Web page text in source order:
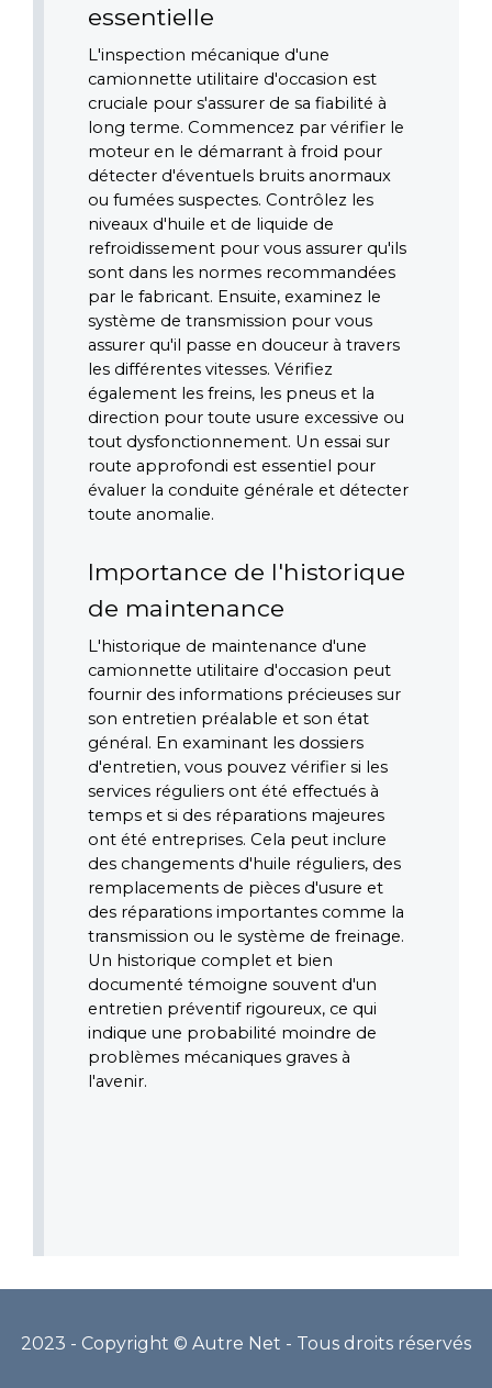
essentielle
L'inspection mécanique d'une
camionnette utilitaire d'occasion est
cruciale pour s'assurer de sa fiabilité à
long terme. Commencez par vérifier le
moteur en le démarrant à froid pour
détecter d'éventuels bruits anormaux
ou fumées suspectes. Contrôlez les
niveaux d'huile et de liquide de
refroidissement pour vous assurer qu'ils
sont dans les normes recommandées
par le fabricant. Ensuite, examinez le
système de transmission pour vous
assurer qu'il passe en douceur à travers
les différentes vitesses. Vérifiez
également les freins, les pneus et la
direction pour toute usure excessive ou
tout dysfonctionnement. Un essai sur
route approfondi est essentiel pour
évaluer la conduite générale et détecter
toute anomalie.
Importance de l'historique
de maintenance
L'historique de maintenance d'une
camionnette utilitaire d'occasion peut
fournir des informations précieuses sur
son entretien préalable et son état
général. En examinant les dossiers
d'entretien, vous pouvez vérifier si les
services réguliers ont été effectués à
temps et si des réparations majeures
ont été entreprises. Cela peut inclure
des changements d'huile réguliers, des
remplacements de pièces d'usure et
des réparations importantes comme la
transmission ou le système de freinage.
Un historique complet et bien
documenté témoigne souvent d'un
entretien préventif rigoureux, ce qui
indique une probabilité moindre de
problèmes mécaniques graves à
l'avenir.
2023 - Copyright © Autre Net - Tous droits réservés